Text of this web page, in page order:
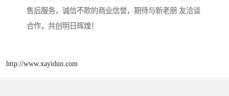
售后服务，诚信不欺的商业信誉，期待与新老朋 友洽谈
合作，共创明日辉煌！
http://www.xayidun.com